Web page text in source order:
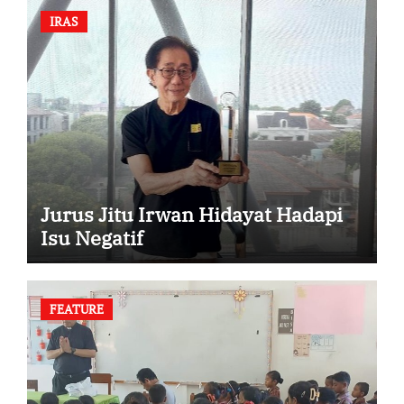
IRAS
Jurus Jitu Irwan Hidayat Hadapi
Isu Negatif
FEATURE